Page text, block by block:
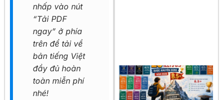
nhấp vào nút
“Tải PDF
ngay” ở phía
trên để tải về
bản tiếng Việt
đầy đủ hoàn
toàn miễn phí
nhé!